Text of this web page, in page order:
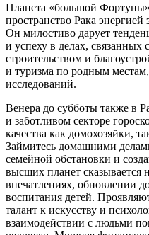
Планета «большой
пространство Рака энергией
Он милостиво дарует
и успеху в делах,
строительством и
и туризма по родным
исследований.
Венера до субботы также в
и заботливом секторе
качества как домохозяйки,
Займитесь домашними
семейной обстановки и
высших планет сказывается
впечатлениях, обновлении
воспитания детей.
талант к искусству и
взаимодействии с людьми